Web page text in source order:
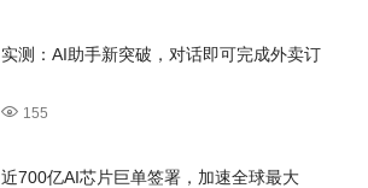
实测：AI助手新突破，对话即可完成外卖订
155
近700亿AI芯片巨单签署，加速全球最大